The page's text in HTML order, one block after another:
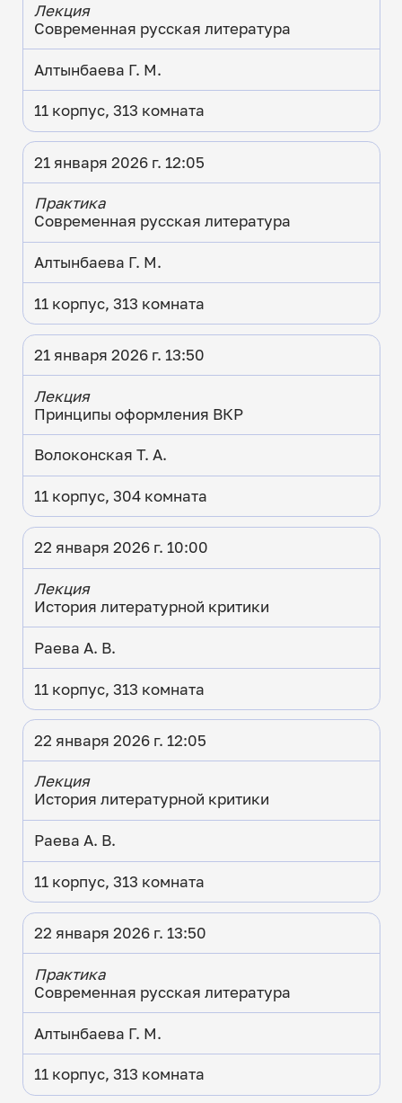
Лекция
Современная русская литература
Алтынбаева Г. М.
11 корпус, 313 комната
21 января 2026 г. 12:05
Практика
Современная русская литература
Алтынбаева Г. М.
11 корпус, 313 комната
21 января 2026 г. 13:50
Лекция
Принципы оформления ВКР
Волоконская Т. А.
11 корпус, 304 комната
22 января 2026 г. 10:00
Лекция
История литературной критики
Раева А. В.
11 корпус, 313 комната
22 января 2026 г. 12:05
Лекция
История литературной критики
Раева А. В.
11 корпус, 313 комната
22 января 2026 г. 13:50
Практика
Современная русская литература
Алтынбаева Г. М.
11 корпус, 313 комната